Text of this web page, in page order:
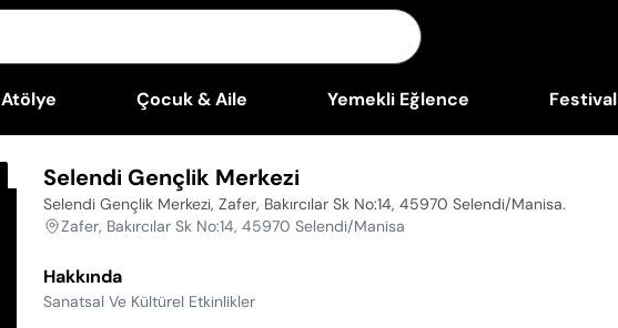
Atölye Çocuk & Aile Yemekli Eğlence Festival
Selendi Gençlik Merkezi
Selendi Gençlik Merkezi, Zafer, Bakırcılar Sk No:14, 45970 Selendi/Manisa.
Zafer, Bakırcılar Sk No:14, 45970 Selendi/Manisa
Hakkında
Sanatsal Ve Kültürel Etkinlikler